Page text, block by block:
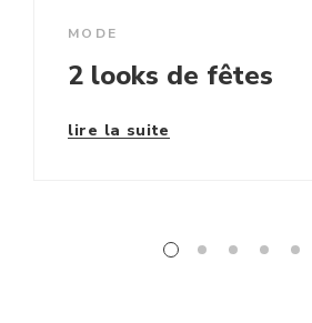
MODE
2 looks de fêtes
lire la suite